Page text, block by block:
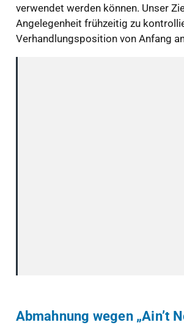
verwendet werden können. Unser
Angelegenheit frühzeitig zu
Verhandlungsposition von Anfang
Abmahnung wegen „Ain’t